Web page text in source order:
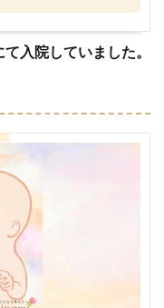
入院していました。